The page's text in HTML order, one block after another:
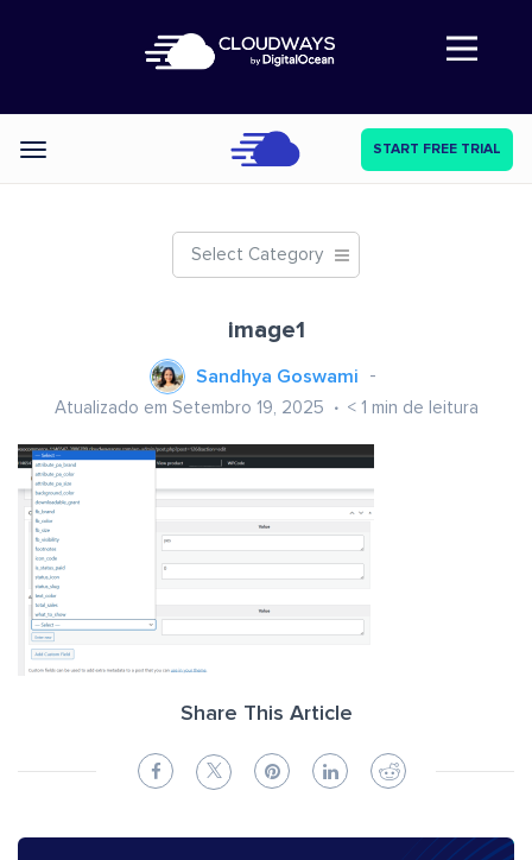
Abre a navegação
Categories START FREE TRIAL
Select Category
image1
Sandhya Goswami
Atualizado em Setembro 19, 2025 < 1 min de leitura
Share This Article